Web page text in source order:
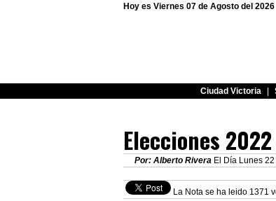
Hoy es Viernes 07 de Agosto del 2026
Ciudad Victoria
Elecciones
Por: Alberto Rivera El Día Lunes
La Nota se ha leido 1371